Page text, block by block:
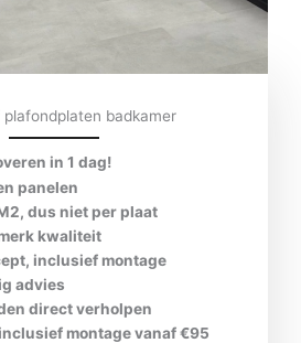
badkamer
in 1 dag!
panelen
dus niet per plaat
kwaliteit
inclusief montage
advies
direct verholpen
montage vanaf €95